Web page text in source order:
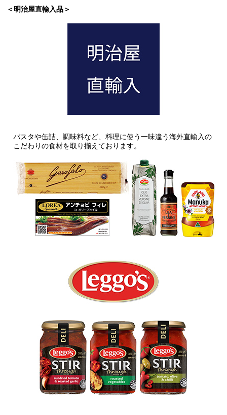
＜明治屋直輸入品＞
パスタや缶詰、調味料など、料理に使う一味違う海外直輸入の
こだわりの食材を取り揃えております。